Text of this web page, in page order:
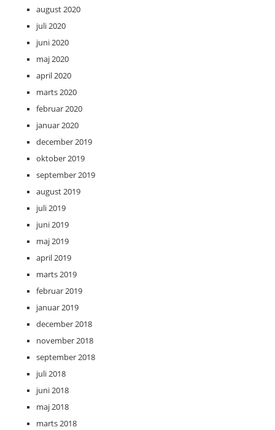
august 2020
juli 2020
juni 2020
maj 2020
april 2020
marts 2020
februar 2020
januar 2020
december 2019
oktober 2019
september 2019
august 2019
juli 2019
juni 2019
maj 2019
april 2019
marts 2019
februar 2019
januar 2019
december 2018
november 2018
september 2018
juli 2018
juni 2018
maj 2018
marts 2018